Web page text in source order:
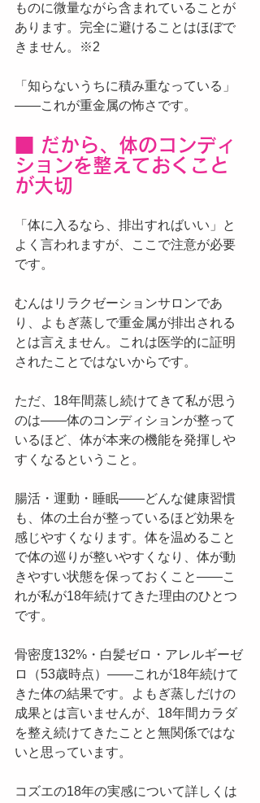
ものに微量ながら含まれていることが
あります。完全に避けることはほぼで
きません。※2
「知らないうちに積み重なっている」
——これが重金属の怖さです。
■ だから、体のコンディ
ションを整えておくこと
が大切
「体に入るなら、排出すればいい」と
よく言われますが、ここで注意が必要
です。
むんはリラクゼーションサロンであ
り、よもぎ蒸しで重金属が排出される
とは言えません。これは医学的に証明
されたことではないからです。
ただ、18年間蒸し続けてきて私が思う
のは——体のコンディションが整って
いるほど、体が本来の機能を発揮しや
すくなるということ。
腸活・運動・睡眠——どんな健康習慣
も、体の土台が整っているほど効果を
感じやすくなります。体を温めること
で体の巡りが整いやすくなり、体が動
きやすい状態を保っておくこと——こ
れが私が18年続けてきた理由のひとつ
です。
骨密度132%・白髪ゼロ・アレルギーゼ
ロ（53歳時点）——これが18年続けて
きた体の結果です。よもぎ蒸しだけの
成果とは言いませんが、18年間カラダ
を整え続けてきたことと無関係ではな
いと思っています。
コズエの18年の実感について詳しくは